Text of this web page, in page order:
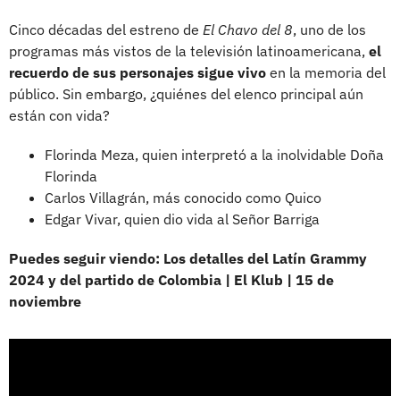
Cinco décadas del estreno de El Chavo del 8, uno de los
programas más vistos de la televisión latinoamericana, el
recuerdo de sus personajes sigue vivo en la memoria del
público. Sin embargo, ¿quiénes del elenco principal aún
están con vida?
Florinda Meza, quien interpretó a la inolvidable Doña
Florinda
Carlos Villagrán, más conocido como Quico
Edgar Vivar, quien dio vida al Señor Barriga
Puedes seguir viendo: Los detalles del Latín Grammy
2024 y del partido de Colombia | El Klub | 15 de
noviembre